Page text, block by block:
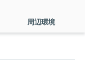
周辺環境